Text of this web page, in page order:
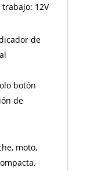
12V
de
botón
de
moto,